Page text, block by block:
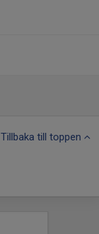
Tillbaka till toppen